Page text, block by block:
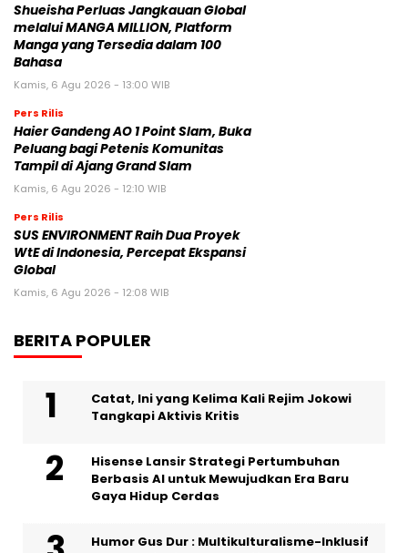
Shueisha Perluas Jangkauan Global
melalui MANGA MILLION, Platform
Manga yang Tersedia dalam 100
Bahasa
Kamis, 6 Agu 2026 - 13:00 WIB
Pers Rilis
Haier Gandeng AO 1 Point Slam, Buka
Peluang bagi Petenis Komunitas
Tampil di Ajang Grand Slam
Kamis, 6 Agu 2026 - 12:10 WIB
Pers Rilis
SUS ENVIRONMENT Raih Dua Proyek
WtE di Indonesia, Percepat Ekspansi
Global
Kamis, 6 Agu 2026 - 12:08 WIB
BERITA POPULER
Catat, Ini yang Kelima Kali Rejim Jokowi
Tangkapi Aktivis Kritis
Hisense Lansir Strategi Pertumbuhan
Berbasis AI untuk Mewujudkan Era Baru
Gaya Hidup Cerdas
Humor Gus Dur : Multikulturalisme-Inklusif